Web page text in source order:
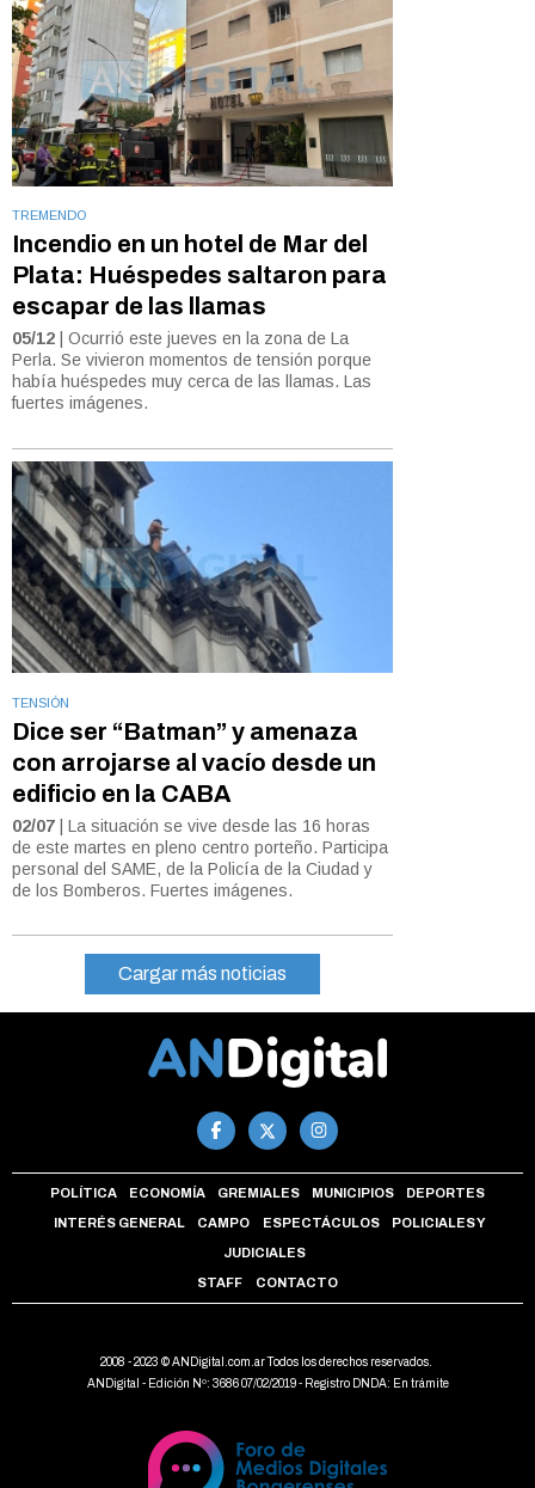
TREMENDO
Incendio en un hotel de Mar del
Plata: Huéspedes saltaron para
escapar de las llamas
05/12 | Ocurrió este jueves en la zona de La
Perla. Se vivieron momentos de tensión porque
había huéspedes muy cerca de las llamas. Las
fuertes imágenes.
TENSIÓN
Dice ser “Batman” y amenaza
con arrojarse al vacío desde un
edificio en la CABA
02/07 | La situación se vive desde las 16 horas
de este martes en pleno centro porteño. Participa
personal del SAME, de la Policía de la Ciudad y
de los Bomberos. Fuertes imágenes.
Cargar más noticias
POLÍTICA ECONOMÍA GREMIALES MUNICIPIOS DEPORTES
INTERÉS GENERAL CAMPO ESPECTÁCULOS POLICIALES Y
JUDICIALES
STAFF CONTACTO
2008 - 2023 © ANDigital.com.ar Todos los derechos reservados.
ANDigital - Edición Nº: 3686 07/02/2019 - Registro DNDA: En trámite